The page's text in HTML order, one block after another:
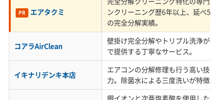
エアコンクリーニングを頼む際の駐車スペ
ースの問題は、駅前の都市部と郊外や山間
部とで大きく異なります。これは業者選び
のポイントにもなります。
PR エアタクミ
ンクリーニング歴6年以上、延べ
の完全分解実績。
コアラAirClean
壁掛け完全分解やトリプル洗浄が
で提供する丁寧なサービス。
イキナリデンキ本店
エアコンの分解修理も行う高い技術
力。除菌水による三度洗いが特徴。